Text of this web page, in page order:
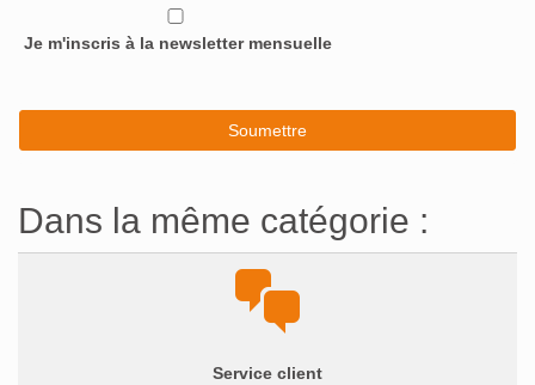
Je m'inscris à la newsletter mensuelle
Dans la même catégorie :
Service client